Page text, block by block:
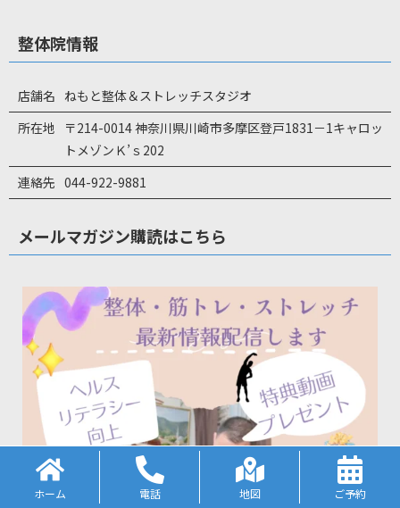
整体院情報
店舗名 ねもと整体＆ストレッチスタジオ
所在地
〒214-0014 神奈川県川崎市多摩区登戸1831－1キャロッ
トメゾンＫ’ｓ202
連絡先 044-922-9881
メールマガジン購読はこちら
ホーム 電話 地図 ご予約